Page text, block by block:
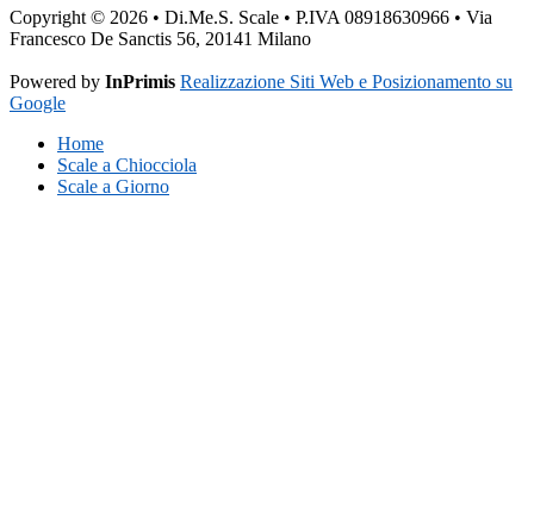
Copyright © 2026 • Di.Me.S. Scale • P.IVA 08918630966 • Via
Francesco De Sanctis 56, 20141 Milano
Powered by InPrimis Realizzazione Siti Web e Posizionamento su
Google
Home
Scale a Chiocciola
Scale a Giorno